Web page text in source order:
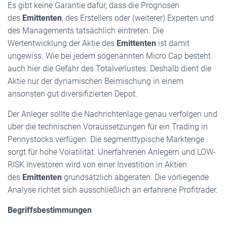
Es gibt keine Garantie dafür, dass die Prognosen
des Emittenten, des Erstellers oder (weiterer) Experten und
des Managements tatsächlich eintreten. Die
Wertentwicklung der Aktie des Emittenten ist damit
ungewiss. Wie bei jedem sogenannten Micro Cap besteht
auch hier die Gefahr des Totalverlustes. Deshalb dient die
Aktie nur der dynamischen Beimischung in einem
ansonsten gut diversifizierten Depot.
Der Anleger sollte die Nachrichtenlage genau verfolgen und
über die technischen Voraussetzungen für ein Trading in
Pennystocks verfügen. Die segmenttypische Marktenge
sorgt für hohe Volatilität. Unerfahrenen Anlegern und LOW-
RISK Investoren wird von einer Investition in Aktien
des Emittenten grundsätzlich abgeraten. Die vorliegende
Analyse richtet sich ausschließlich an erfahrene Profitrader.
Begriffsbestimmungen